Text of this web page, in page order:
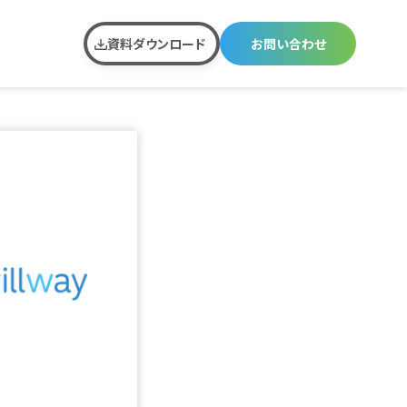
資料ダウンロード お問い合わせ